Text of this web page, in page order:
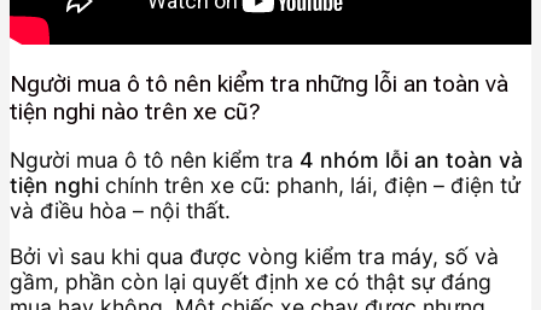
Người mua ô tô nên kiểm tra những lỗi an toàn và
tiện nghi nào trên xe cũ?
Người mua ô tô nên kiểm tra 4 nhóm lỗi an toàn và
tiện nghi chính trên xe cũ: phanh, lái, điện – điện tử
và điều hòa – nội thất.
Bởi vì sau khi qua được vòng kiểm tra máy, số và
gầm, phần còn lại quyết định xe có thật sự đáng